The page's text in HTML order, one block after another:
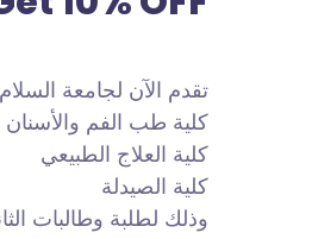
تقدم الآن لجامعة السلام بمصر
كلية طب الفم والأسنان
كلية العلاج الطبيعي
كلية الصيدلة
وذلك لطلبة وطالبات